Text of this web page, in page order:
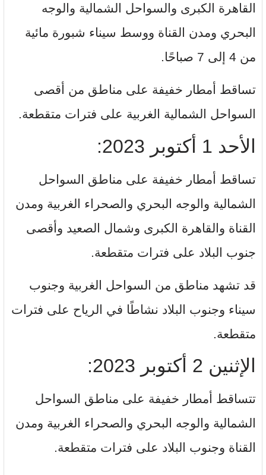
القاهرة الكبرى والسواحل الشمالية والوجه
البحري ومدن القناة ووسط سيناء شبورة مائية
من 4 إلى 7 صباحًا.
تساقط أمطار خفيفة على مناطق من أقصى
السواحل الشمالية الغربية على فترات متقطعة.
الأحد 1 أكتوبر 2023:
تساقط أمطار خفيفة على مناطق السواحل
الشمالية والوجه البحري والصحراء الغربية ومدن
القناة والقاهرة الكبرى وشمال الصعيد وأقصى
جنوب البلاد على فترات متقطعة.
قد تشهد مناطق من السواحل الغربية وجنوب
سيناء وجنوب البلاد نشاطًا في الرياح على فترات
متقطعة.
الإثنين 2 أكتوبر 2023:
تتساقط أمطار خفيفة على مناطق السواحل
الشمالية والوجه البحري والصحراء الغربية ومدن
القناة وجنوب البلاد على فترات متقطعة.